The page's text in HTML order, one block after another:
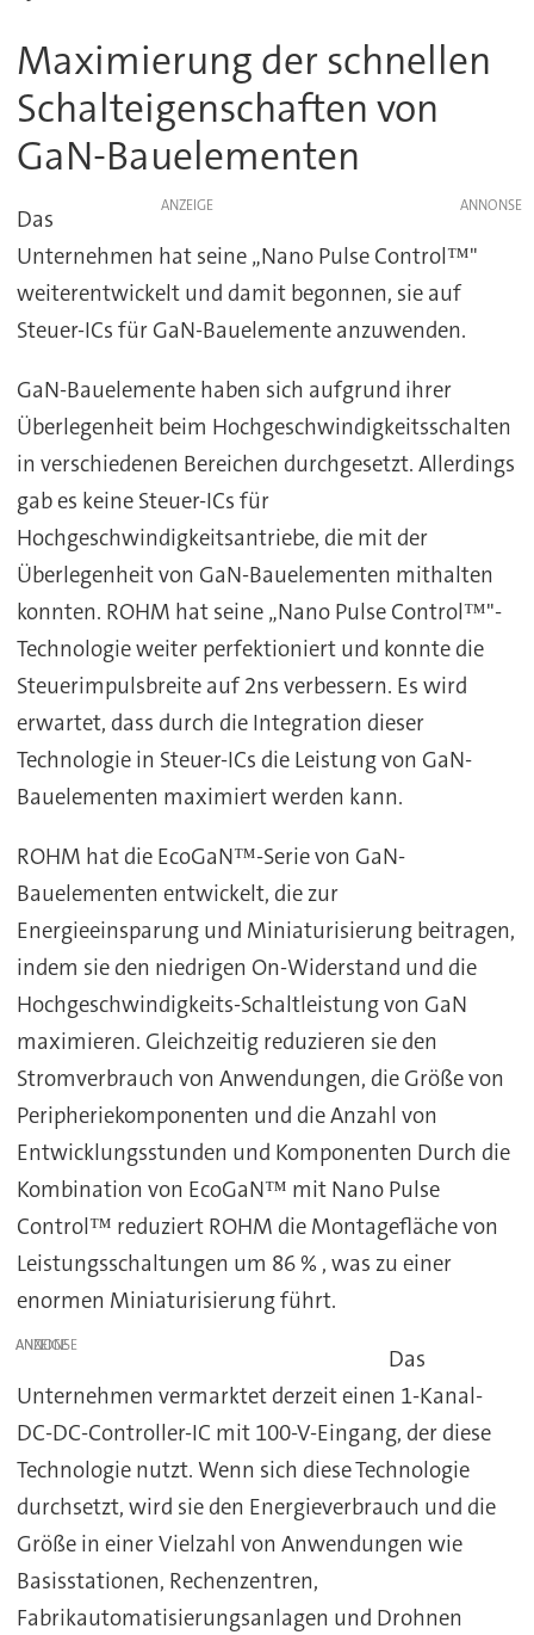
Maximierung der schnellen
Schalteigenschaften von
GaN-Bauelementen
ANZEIGE
Das
Unternehmen hat seine „Nano Pulse Control™"
weiterentwickelt und damit begonnen, sie auf
Steuer-ICs für GaN-Bauelemente anzuwenden.
GaN-Bauelemente haben sich aufgrund ihrer
Überlegenheit beim Hochgeschwindigkeitsschalten
in verschiedenen Bereichen durchgesetzt. Allerdings
gab es keine Steuer-ICs für
Hochgeschwindigkeitsantriebe, die mit der
Überlegenheit von GaN-Bauelementen mithalten
konnten. ROHM hat seine „Nano Pulse Control™"-
Technologie weiter perfektioniert und konnte die
Steuerimpulsbreite auf 2ns verbessern. Es wird
erwartet, dass durch die Integration dieser
Technologie in Steuer-ICs die Leistung von GaN-
Bauelementen maximiert werden kann.
ROHM hat die EcoGaN™-Serie von GaN-
Bauelementen entwickelt, die zur
Energieeinsparung und Miniaturisierung beitragen,
indem sie den niedrigen On-Widerstand und die
Hochgeschwindigkeits-Schaltleistung von GaN
maximieren. Gleichzeitig reduzieren sie den
Stromverbrauch von Anwendungen, die Größe von
Peripheriekomponenten und die Anzahl von
Entwicklungsstunden und Komponenten Durch die
Kombination von EcoGaN™ mit Nano Pulse
Control™ reduziert ROHM die Montagefläche von
Leistungsschaltungen um 86 % , was zu einer
enormen Miniaturisierung führt.
ANZEIGE
Das
Unternehmen vermarktet derzeit einen 1-Kanal-
DC-DC-Controller-IC mit 100-V-Eingang, der diese
Technologie nutzt. Wenn sich diese Technologie
durchsetzt, wird sie den Energieverbrauch und die
Größe in einer Vielzahl von Anwendungen wie
Basisstationen, Rechenzentren,
Fabrikautomatisierungsanlagen und Drohnen